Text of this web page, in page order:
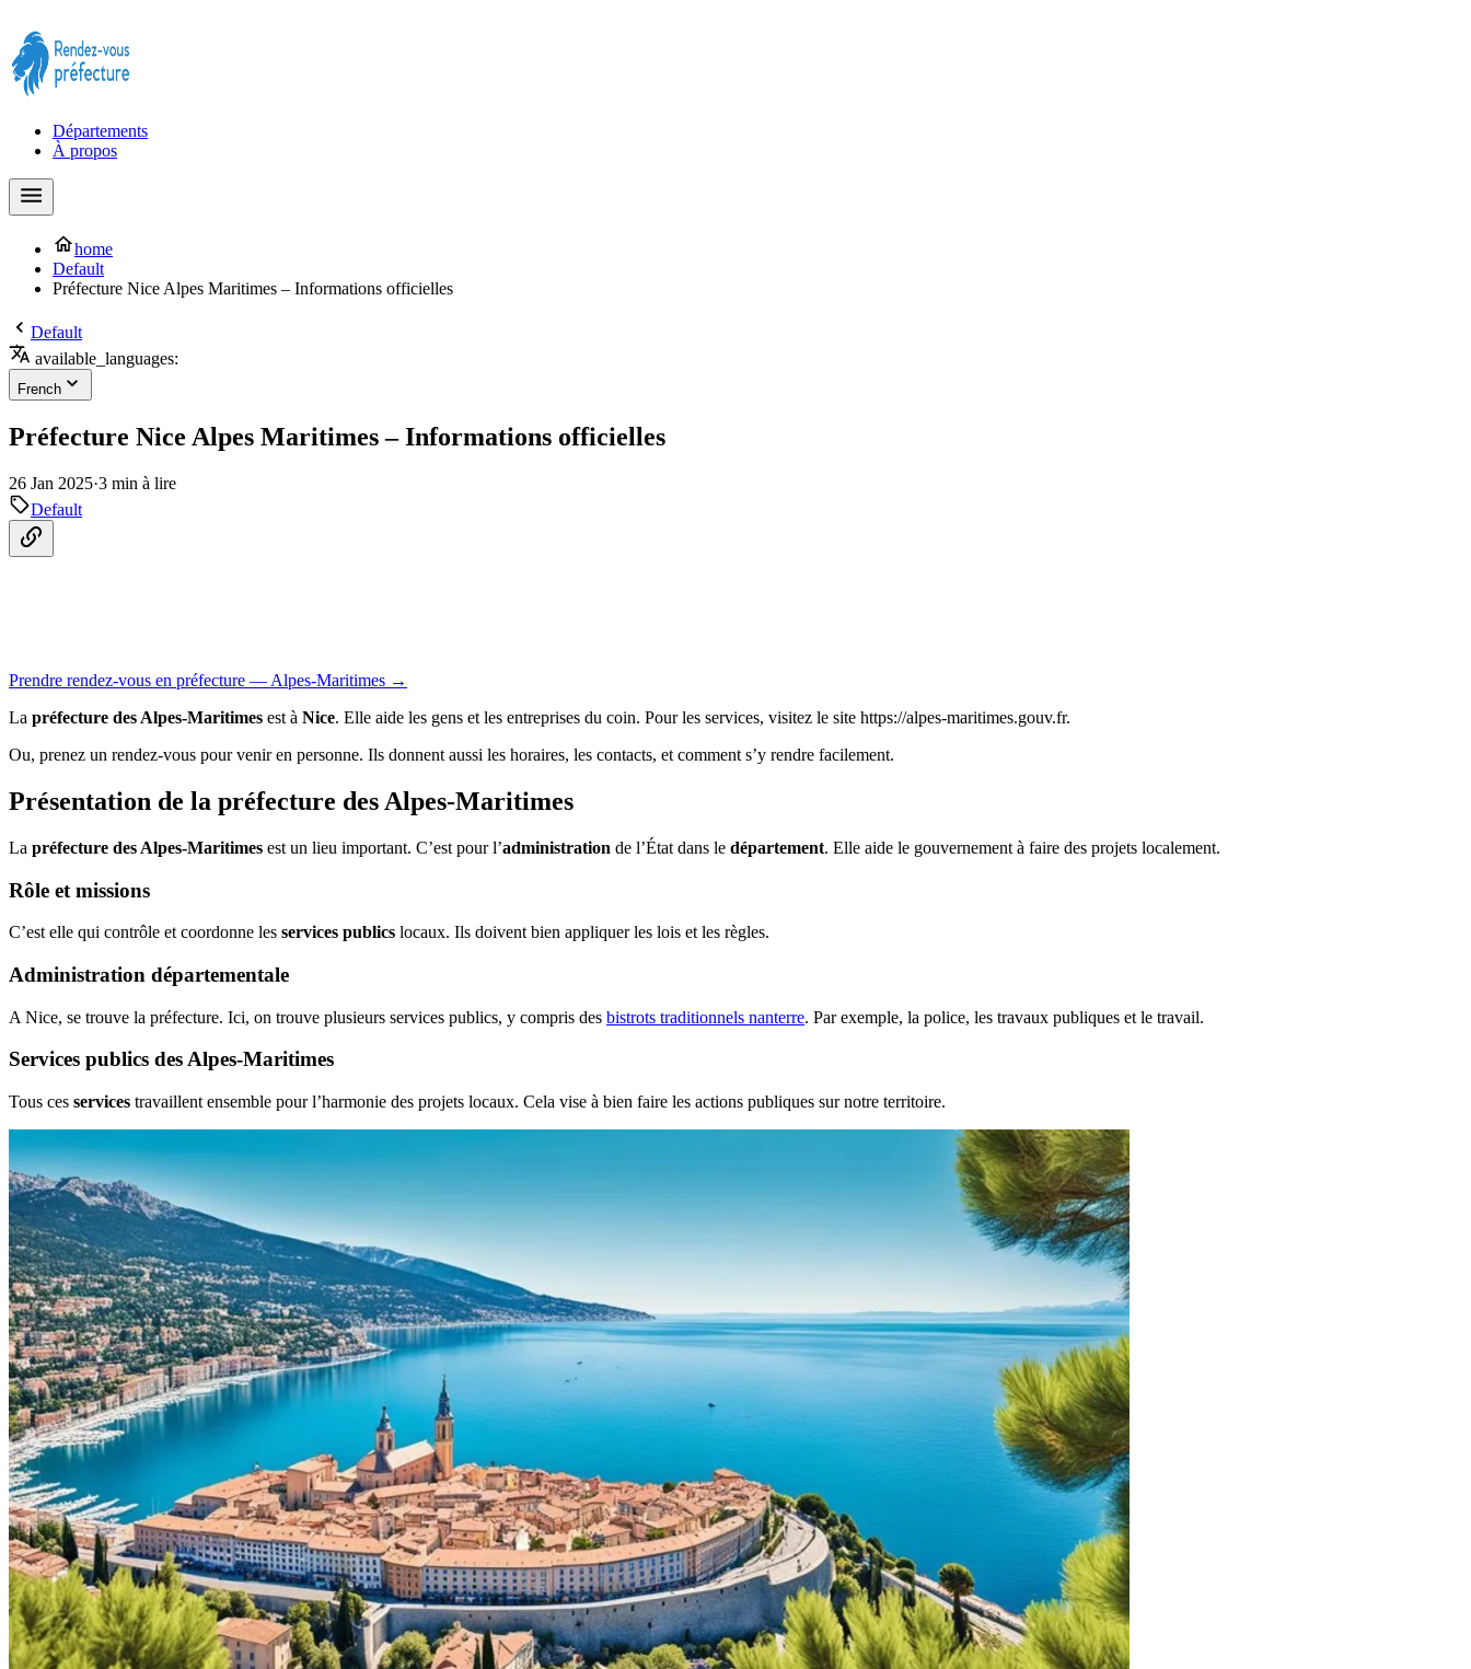
Départements
À propos
home
Default
Préfecture Nice Alpes Maritimes – Informations officielles
Default
available_languages:
French
Préfecture Nice Alpes Maritimes – Informations officielles
26 Jan 2025·3 min à lire
Default
Prendre rendez-vous en préfecture — Alpes-Maritimes →
La préfecture des Alpes-Maritimes est à Nice. Elle aide les gens et les entreprises du coin. Pour les services, visitez le site https://alpes-maritimes.gouv.fr.
Ou, prenez un rendez-vous pour venir en personne. Ils donnent aussi les horaires, les contacts, et comment s’y rendre facilement.
Présentation de la préfecture des Alpes-Maritimes
La préfecture des Alpes-Maritimes est un lieu important. C’est pour l’administration de l’État dans le département. Elle aide le gouvernement à faire des projets localement.
Rôle et missions
C’est elle qui contrôle et coordonne les services publics locaux. Ils doivent bien appliquer les lois et les règles.
Administration départementale
A Nice, se trouve la préfecture. Ici, on trouve plusieurs services publics, y compris des bistrots traditionnels nanterre. Par exemple, la police, les travaux publiques et le travail.
Services publics des Alpes-Maritimes
Tous ces services travaillent ensemble pour l’harmonie des projets locaux. Cela vise à bien faire les actions publiques sur notre territoire.